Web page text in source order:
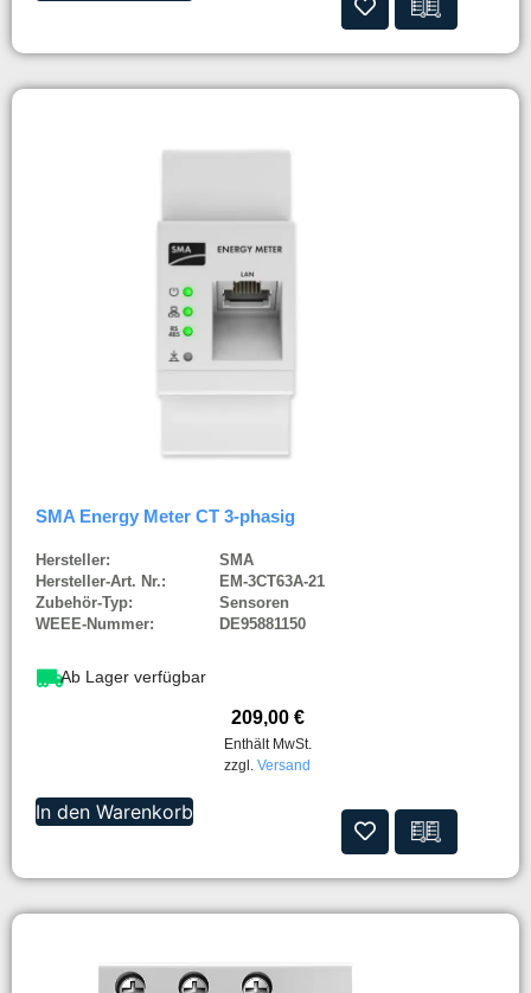
SMA Energy Meter CT 3-phasig
Hersteller:
SMA
Hersteller-Art. Nr.:
EM-3CT63A-21
Zubehör-Typ:
Sensoren
WEEE-Nummer:
DE95881150
Ab Lager verfügbar
209,00 €
Enthält MwSt.
zzgl. Versand
In den Warenkorb